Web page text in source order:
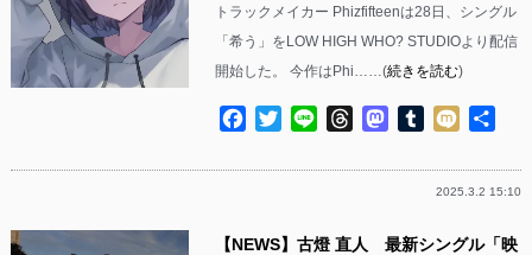
トラックメイカー Phizfifteenは28日、シングル
「希う」をLOW HIGH WHO? STUDIOより配信
開始した。 今作はPhi……(続きを読む)
Facebook
TwitterLine ThreadsMastodon
Tumblr
Mixi
2025.3.2 15:10
【NEWS】古燈 直人 最新シングル「映